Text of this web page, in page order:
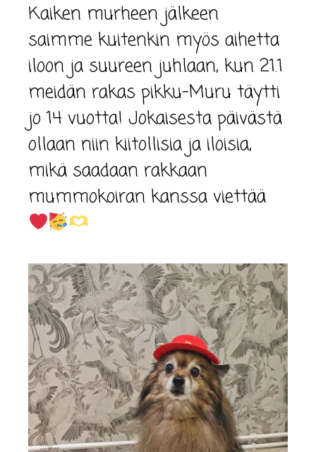
Kaiken murheen jälkeen
saimme kuitenkin myös aihetta
iloon ja suureen juhlaan, kun 21.1
meidän rakas pikku-Muru täytti
jo 14 vuotta! Jokaisesta päivästä
ollaan niin kiitollisia ja iloisia,
mikä saadaan rakkaan
mummokoiran kanssa viettää